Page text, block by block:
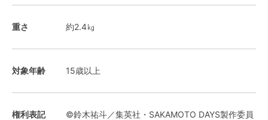
重さ 約2.4㎏
対象年齢 15歳以上
権利表記
©鈴木祐斗／集英社・SAKAMOTO DAYS製作委員